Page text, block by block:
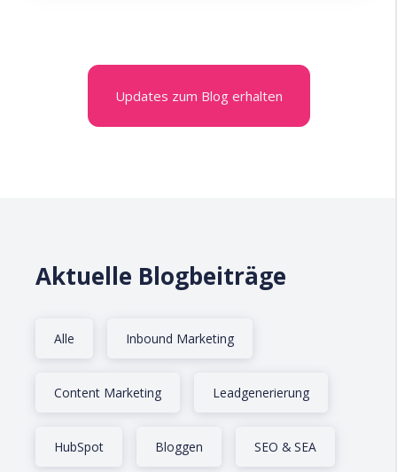
Updates zum Blog erhalten
Aktuelle Blogbeiträge
Alle Inbound Marketing
Content Marketing Leadgenerierung
HubSpot Bloggen SEO & SEA